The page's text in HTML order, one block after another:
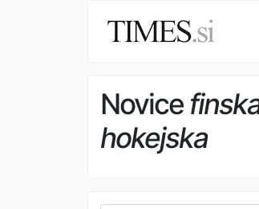
Novice
hokejska